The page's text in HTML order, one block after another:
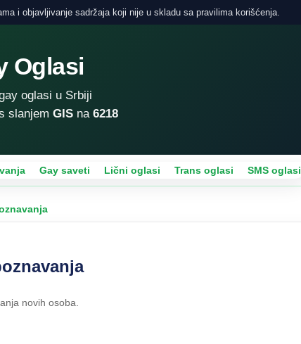
i objavljivanje sadržaja koji nije u skladu sa pravilima korišćenja.
Oglasi
oglasi u Srbiji
slanjem GIS na 6218
Gay saveti Lični oglasi Trans oglasi SMS oglasi
novih osoba.